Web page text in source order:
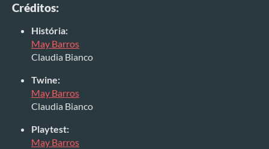
Créditos:
História:
May Barros
Claudia Bianco
Twine:
May Barros
Claudia Bianco
Playtest:
May Barros